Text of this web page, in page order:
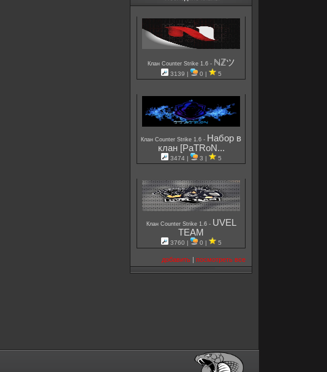
Клан Counter Strike 1.6 - ℕℤツ
3139 | 0 | 5
Клан Counter Strike 1.6 - Набор в
клан [PaTRoN...
3474 | 3 | 5
Клан Counter Strike 1.6 - UVEL
TEAM
3760 | 0 | 5
добавить | посмотреть все